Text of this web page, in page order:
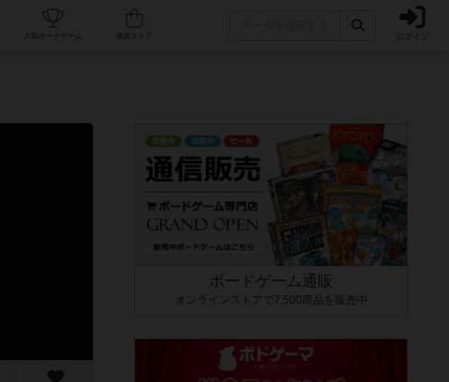
人気ボードゲーム ログイン
ボードゲーム通販
オンラインストアで7,500商品を販売中